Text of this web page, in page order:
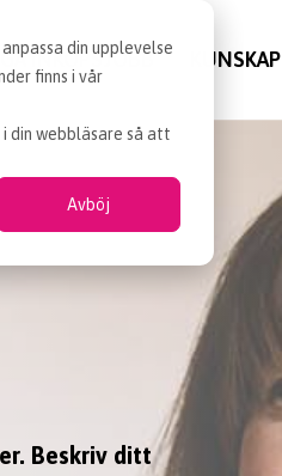
din upplevelse
finns i vår
din webbläsare så att
Avböj
INKÖPSJOBB KUNSKAP
Beskriv ditt